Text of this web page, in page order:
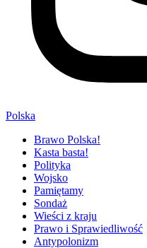
Polska
Brawo Polska!
Kasta basta!
Polityka
Wojsko
Pamiętamy
Sondaż
Wieści z kraju
Prawo i Sprawiedliwość
Antypolonizm